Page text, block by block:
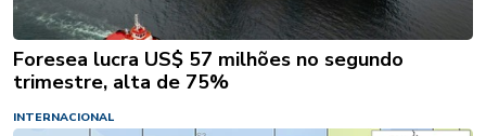
Foresea lucra US$ 57 milhões no segundo
trimestre, alta de 75%
INTERNACIONAL